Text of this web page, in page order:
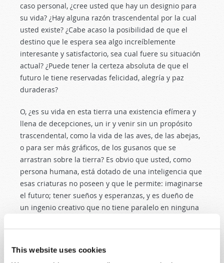
This website uses cookies
caso personal, ¿cree usted que hay un designio para
su vida? ¿Hay alguna razón trascendental por la cual
usted existe? ¿Cabe acaso la posibilidad de que el
destino que le espera sea algo increíblemente
interesante y satisfactorio, sea cual fuere su situación
actual? ¿Puede tener la certeza absoluta de que el
futuro le tiene reservadas felicidad, alegría y paz
duraderas?
O, ¿es su vida en esta tierra una existencia efímera y
llena de decepciones, un ir y venir sin un propósito
trascendental, como la vida de las aves, de las abejas,
o para ser más gráficos, de los gusanos que se
arrastran sobre la tierra? Es obvio que usted, como
persona humana, está dotado de una inteligencia que
esas criaturas no poseen y que le permite: imaginarse
el futuro; tener sueños y esperanzas, y es dueño de
un ingenio creativo que no tiene paralelo en ninguna
es esta: Todo este potencial, todos estos dones y
polvo que somos vuelve al polvo”?